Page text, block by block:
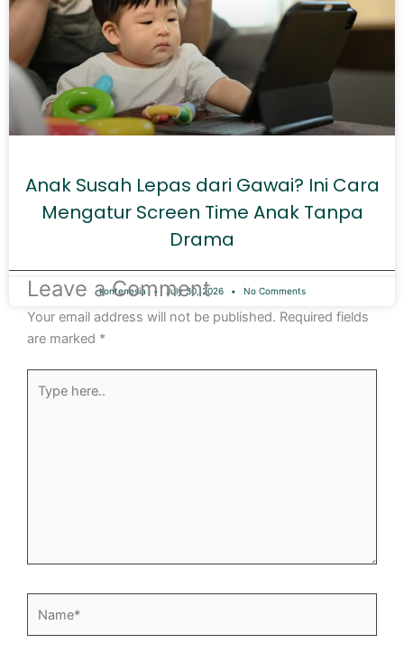
Anak Susah Lepas dari Gawai? Ini Cara
Mengatur Screen Time Anak Tanpa
Drama
kontenesia July 30, 2026 No Comments
Leave a Comment
Your email address will not be published. Required fields
are marked *
here..